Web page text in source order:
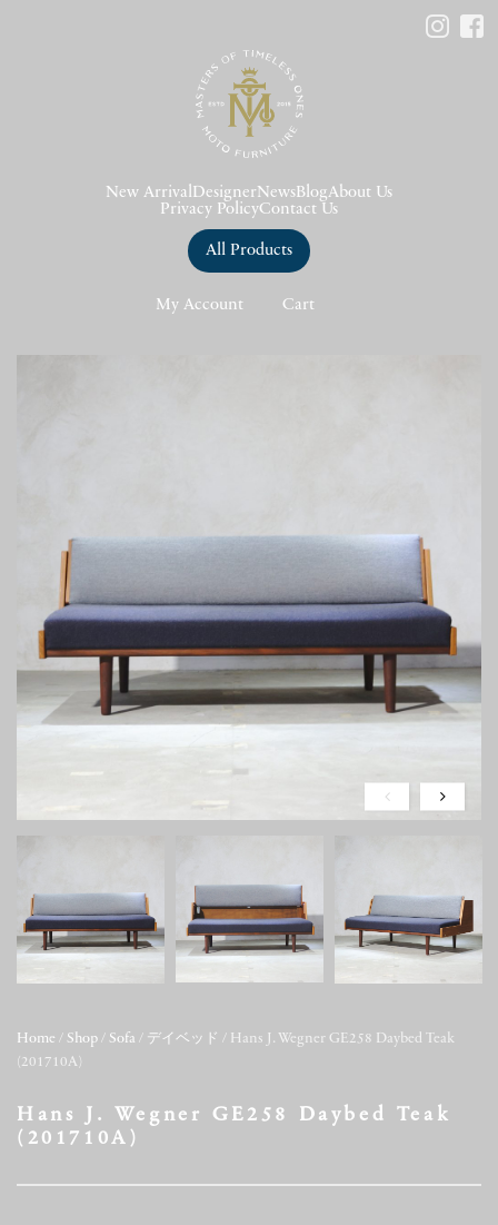
New Arrival DesignerNews BlogAbout Us
Privacy PolicyContact Us
All Products
My Account Cart
Home / Shop / Sofa / デイベッド / Hans J. Wegner GE258 Daybed Teak
(201710A)
Hans J. Wegner GE258 Daybed Teak
(201710A)